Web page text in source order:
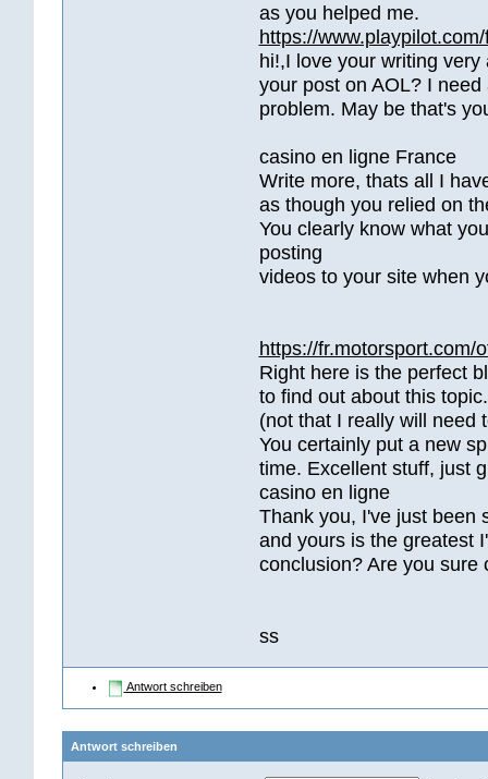
as you helped me.
https://
hi!,I love your writing
your post on AOL? I
problem. May be that's
casino en ligne France
Write more, thats all I
as though you relied on
You clearly know what
posting
videos to your site when
https://fr.motorsport.com/
Right here is the perfect
to find out about this
(not that I really will need
You certainly put a new
time. Excellent stuff, just
casino en ligne
Thank you, I've just been
and yours is the greatest
conclusion? Are you sure
ss
Antwort schreiben
Antwort schreiben